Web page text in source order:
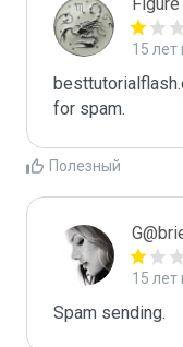
15 лет
for spam.
Полезный
15 лет
Spam sending.